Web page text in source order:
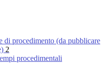
di procedimento (da pubblicare
2
procedimentali